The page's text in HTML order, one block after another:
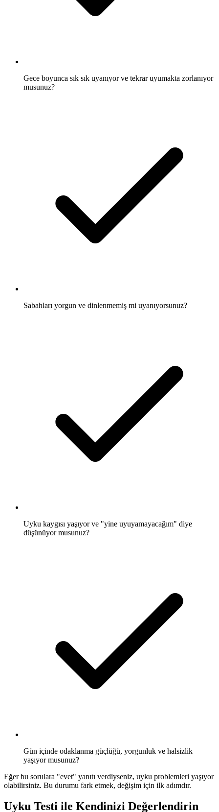
Gece boyunca sık sık uyanıyor ve tekrar uyumakta zorlanıyor
musunuz?
Sabahları yorgun ve dinlenmemiş mi uyanıyorsunuz?
Uyku kaygısı yaşıyor ve "yine uyuyamayacağım" diye
düşünüyor musunuz?
Gün içinde odaklanma güçlüğü, yorgunluk ve halsizlik
yaşıyor musunuz?
Eğer bu sorulara "evet" yanıtı verdiyseniz, uyku problemleri yaşıyor
olabilirsiniz. Bu durumu fark etmek, değişim için ilk adımdır.
Uyku Testi ile Kendinizi Değerlendirin